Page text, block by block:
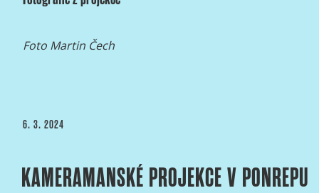
Foto Martin Čech
PUBLIKOVÁNO
6. 3. 2024
KAMERAMANSKÉ PROJEKCE V PONREPU